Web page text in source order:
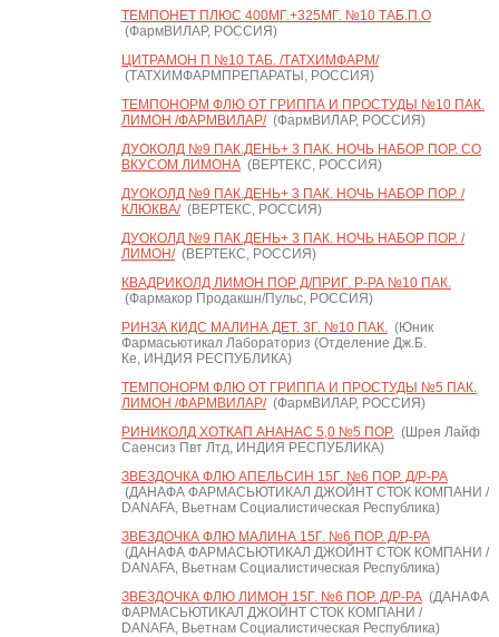
ТЕМПОНЕТ ПЛЮС 400МГ.+325МГ. №10 ТАБ.П.О
(ФармВИЛАР, РОССИЯ)
ЦИТРАМОН П №10 ТАБ. /ТАТХИМФАРМ/
(ТАТХИМФАРМПРЕПАРАТЫ, РОССИЯ)
ТЕМПОНОРМ ФЛЮ ОТ ГРИППА И ПРОСТУДЫ №10 ПАК.
ЛИМОН /ФАРМВИЛАР/(ФармВИЛАР, РОССИЯ)
ДУОКОЛД №9 ПАК.ДЕНЬ+ 3 ПАК. НОЧЬ НАБОР ПОР. СО
ВКУСОМ ЛИМОНА(ВЕРТЕКС, РОССИЯ)
ДУОКОЛД №9 ПАК.ДЕНЬ+ 3 ПАК. НОЧЬ НАБОР ПОР. /
КЛЮКВА/(ВЕРТЕКС, РОССИЯ)
ДУОКОЛД №9 ПАК.ДЕНЬ+ 3 ПАК. НОЧЬ НАБОР ПОР. /
ЛИМОН/(ВЕРТЕКС, РОССИЯ)
КВАДРИКОЛД ЛИМОН ПОР Д/ПРИГ. Р-РА №10 ПАК.
(Фармакор Продакшн/Пульс, РОССИЯ)
РИНЗА КИДС МАЛИНА ДЕТ. 3Г. №10 ПАК.(Юник
Фармасьютикал Лабораториз (Отделение Дж.Б.
Ке, ИНДИЯ РЕСПУБЛИКА)
ТЕМПОНОРМ ФЛЮ ОТ ГРИППА И ПРОСТУДЫ №5 ПАК.
ЛИМОН /ФАРМВИЛАР/(ФармВИЛАР, РОССИЯ)
РИНИКОЛД ХОТКАП АНАНАС 5,0 №5 ПОР.(Шрея Лайф
Саенсиз Пвт Лтд, ИНДИЯ РЕСПУБЛИКА)
ЗВЕЗДОЧКА ФЛЮ АПЕЛЬСИН 15Г. №6 ПОР. Д/Р-РА
(ДАНАФА ФАРМАСЬЮТИКАЛ ДЖОЙНТ СТОК КОМПАНИ /
DANAFA, Вьетнам Социалистическая Республика)
ЗВЕЗДОЧКА ФЛЮ МАЛИНА 15Г. №6 ПОР. Д/Р-РА
(ДАНАФА ФАРМАСЬЮТИКАЛ ДЖОЙНТ СТОК КОМПАНИ /
DANAFA, Вьетнам Социалистическая Республика)
ЗВЕЗДОЧКА ФЛЮ ЛИМОН 15Г. №6 ПОР. Д/Р-РА(ДАНАФА
ФАРМАСЬЮТИКАЛ ДЖОЙНТ СТОК КОМПАНИ /
DANAFA, Вьетнам Социалистическая Республика)